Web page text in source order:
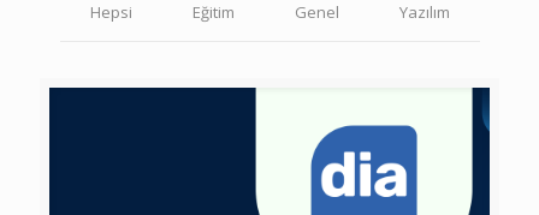
Hepsi Eğitim Genel Yazılım